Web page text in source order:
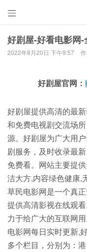

好剧屋-好看电影网
2022年8月20日 下午9:57
好剧屋官网：
好剧屋提供高清的最
和免费电视剧交流场
源。好剧屋为广大用
剧服务，及时收录最
免费看。网站主要提
洁大方,内容绿色健康,
草民电影网是一个真
提供高清影视在线观
力于给广大的互联网
电影网每日实时更新,
多个栏目，分别为：